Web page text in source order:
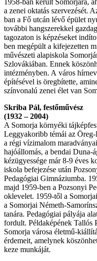
a zenei oktatás szervezését.
ban a Fő utcán lévő épület
további hangszerekkel
tagozaton is képzéseket
ben megépült a kifejezetten
művészeti alapiskola
Szlovákiában. Ennek
intézményben. A város
építésével is öregbítette,
színvonalú zenei élet van
Skriba Pál, festőművész
(1932 – 2004)
A Somorja környéki
Leggyakoribb témái az
a régi vízimalom
hajóállomás, a bendai Duna-
kézügyessége már 8-9 éves
iskola befejezése után
Pedagógiai Gimnáziumba.
majd 1959-ben a Pozsonyi
oklevelet. 1959-től a
a Somorjai Németh-
tanára. Pedagógiai pályája
fordult. Példaképének Tallós
Somorja városa életmű-
érdemeit, amelynek
keze munkáját.